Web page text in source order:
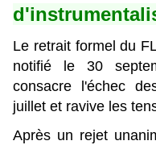
Le retrait formel du
notifié le 30
consacre l'échec
juillet et ravive les
Après un rejet